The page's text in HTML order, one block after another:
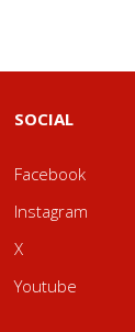
SOCIAL
Facebook
Instagram
X
Youtube